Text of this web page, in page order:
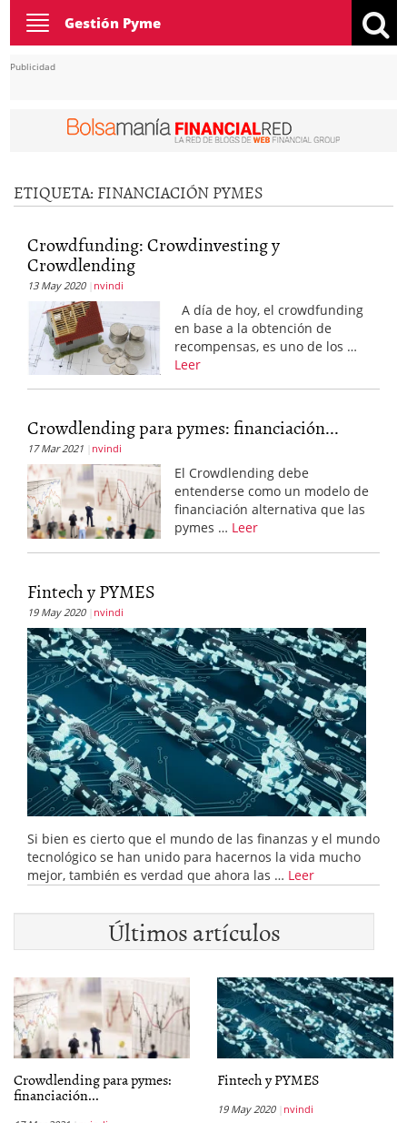
Toggle
navigation
Gestión Pyme
Publicidad
ETIQUETA: FINANCIACIÓN PYMES
Crowdfunding: Crowdinvesting y
Crowdlending
13 May 2020 nvindi
A día de hoy, el crowdfunding
en base a la obtención de
recompensas, es uno de los …
Leer
Crowdlending para pymes: financiación...
17 Mar 2021 nvindi
El Crowdlending debe
entenderse como un modelo de
financiación alternativa que las
pymes … Leer
Fintech y PYMES
19 May 2020 nvindi
Si bien es cierto que el mundo de las finanzas y el mundo
tecnológico se han unido para hacernos la vida mucho
mejor, también es verdad que ahora las … Leer
Últimos artículos
Crowdlending para pymes:
financiación...
Fintech y PYMES
19 May 2020 nvindi